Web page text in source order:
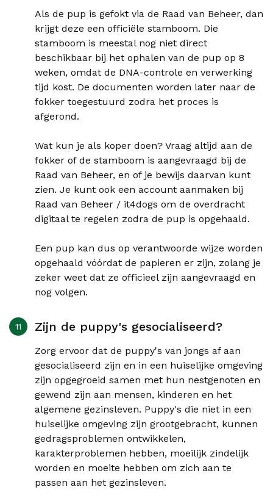
Als de pup is gefokt via de Raad van Beheer, dan
krijgt deze een officiële stamboom. Die
stamboom is meestal nog niet direct
beschikbaar bij het ophalen van de pup op 8
weken, omdat de DNA-controle en verwerking
tijd kost. De documenten worden later naar de
fokker toegestuurd zodra het proces is
afgerond.
Wat kun je als koper doen? Vraag altijd aan de
fokker of de stamboom is aangevraagd bij de
Raad van Beheer, en of je bewijs daarvan kunt
zien. Je kunt ook een account aanmaken bij
Raad van Beheer / it4dogs om de overdracht
digitaal te regelen zodra de pup is opgehaald.
Een pup kan dus op verantwoorde wijze worden
opgehaald vóórdat de papieren er zijn, zolang je
zeker weet dat ze officieel zijn aangevraagd en
nog volgen.
Zijn de puppy's gesocialiseerd?
Zorg ervoor dat de puppy's van jongs af aan
gesocialiseerd zijn en in een huiselijke omgeving
zijn opgegroeid samen met hun nestgenoten en
gewend zijn aan mensen, kinderen en het
algemene gezinsleven. Puppy's die niet in een
huiselijke omgeving zijn grootgebracht, kunnen
gedragsproblemen ontwikkelen,
karakterproblemen hebben, moeilijk zindelijk
worden en moeite hebben om zich aan te
passen aan het gezinsleven.